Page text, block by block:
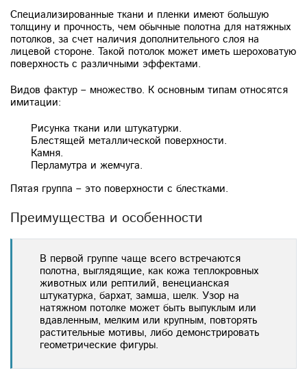
Специализированные ткани и пленки имеют большую
толщину и прочность, чем обычные полотна для натяжных
потолков, за счет наличия дополнительного слоя на
лицевой стороне. Такой потолок может иметь шероховатую
поверхность с различными эффектами.
Видов фактур – множество. К основным типам относятся
имитации:
Рисунка ткани или штукатурки.
Блестящей металлической поверхности.
Камня.
Перламутра и жемчуга.
Пятая группа – это поверхности с блестками.
Преимущества и особенности
В первой группе чаще всего встречаются
полотна, выглядящие, как кожа теплокровных
животных или рептилий, венецианская
штукатурка, бархат, замша, шелк. Узор на
натяжном потолке может быть выпуклым или
вдавленным, мелким или крупным, повторять
растительные мотивы, либо демонстрировать
геометрические фигуры.